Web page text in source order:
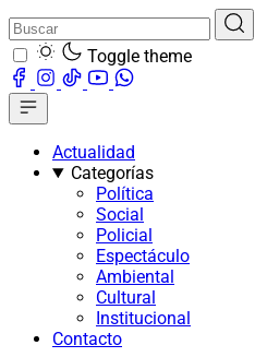
Toggle theme
Actualidad
Categorías
Política
Social
Policial
Espectáculo
Ambiental
Cultural
Institucional
Contacto